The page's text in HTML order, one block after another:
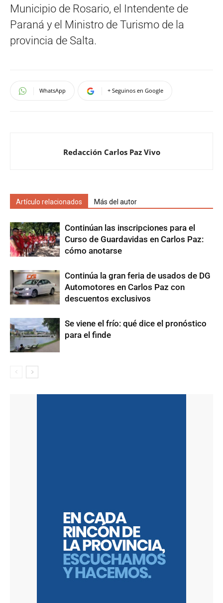
Municipio de Rosario, el Intendente de
Paraná y el Ministro de Turismo de la
provincia de Salta.
WhatsApp + Seguinos en Google
Redacción Carlos Paz Vivo
Artículo relacionados Más del autor
Continúan las inscripciones para el
Curso de Guardavidas en Carlos Paz:
cómo anotarse
Continúa la gran feria de usados de DG
Automotores en Carlos Paz con
descuentos exclusivos
Se viene el frío: qué dice el pronóstico
para el finde